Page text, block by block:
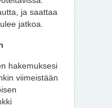
ja saattaa
jatkoa.
hakemuksesi
viimeistään